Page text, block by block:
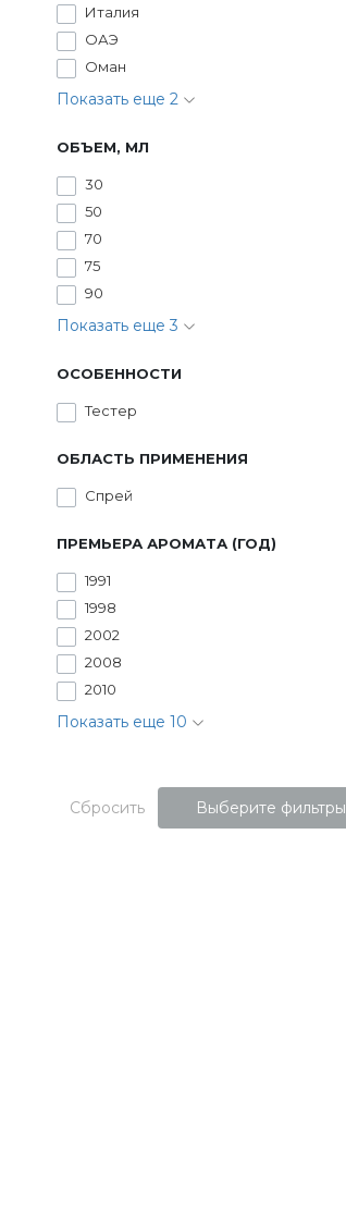
Италия
ОАЭ
Оман
Показать еще 2
ОБЪЕМ, МЛ
30
50
70
75
90
Показать еще 3
ОСОБЕННОСТИ
Тестер
ОБЛАСТЬ ПРИМЕНЕНИЯ
Спрей
ПРЕМЬЕРА АРОМАТА (ГОД)
1991
1998
2002
2008
2010
Показать еще 10
Сбросить Выберите фильтры